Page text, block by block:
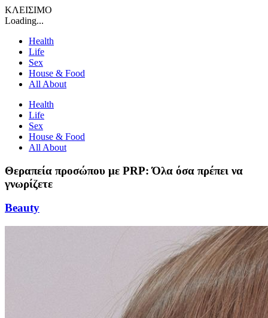
ΚΛΕΙΣΙΜΟ
Loading...
Health
Life
Sex
House & Food
All About
Health
Life
Sex
House & Food
All About
Θεραπεία προσώπου με PRP: Όλα όσα πρέπει να
γνωρίζετε
Beauty